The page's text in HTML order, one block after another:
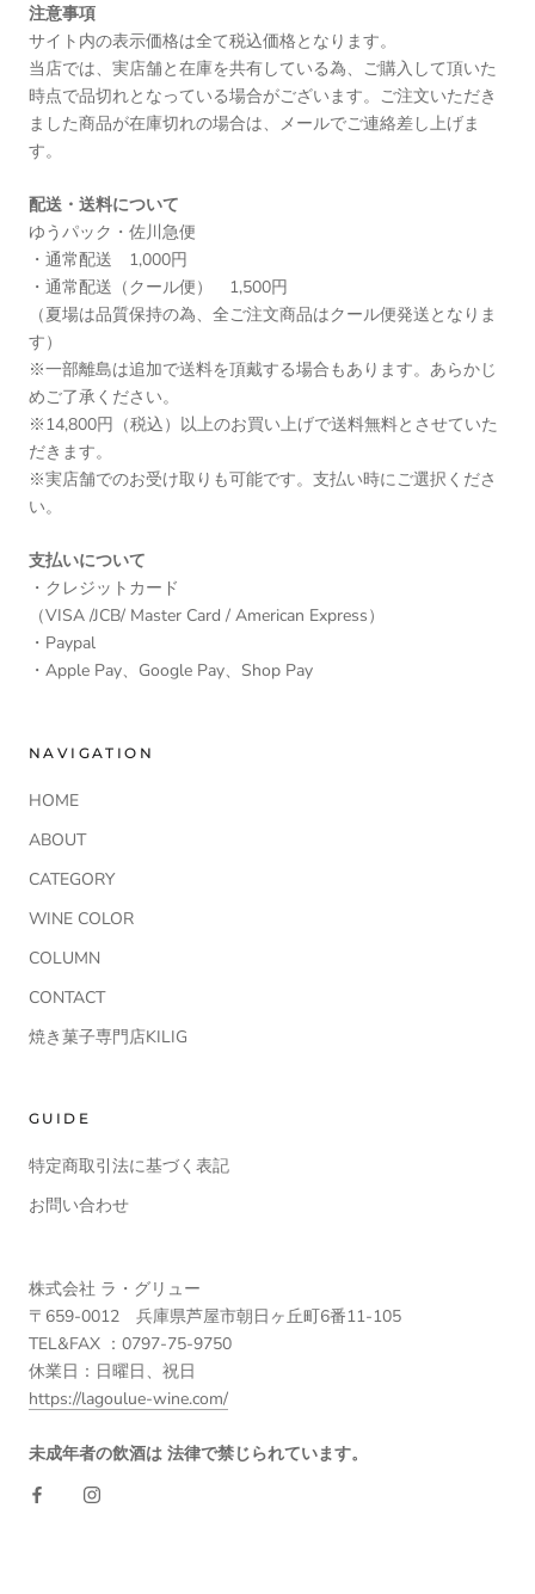
注意事項
サイト内の表示価格は全て税込価格となります。
当店では、実店舗と在庫を共有している為、ご購入して頂いた
時点で品切れとなっている場合がございます。ご注文いただき
ました商品が在庫切れの場合は、メールでご連絡差し上げま
す。
配送・送料について
ゆうパック・佐川急便
・通常配送 1,000円
・通常配送（クール便） 1,500円
（夏場は品質保持の為、全ご注文商品はクール便発送となりま
す）
※一部離島は追加で送料を頂戴する場合もあります。あらかじ
めご了承ください。
※14,800円（税込）以上のお買い上げで送料無料とさせていた
だきます。
※実店舗でのお受け取りも可能です。支払い時にご選択くださ
い。
支払いについて
・クレジットカード
（VISA /JCB/ Master Card / American Express）
・Paypal
・Apple Pay、Google Pay、Shop Pay
NAVIGATION
HOME
ABOUT
CATEGORY
WINE COLOR
COLUMN
CONTACT
焼き菓子専門店KILIG
GUIDE
特定商取引法に基づく表記
お問い合わせ
株式会社 ラ・グリュー
〒659-0012 兵庫県芦屋市朝日ヶ丘町6番11-105
TEL&FAX ：0797-75-9750
休業日：日曜日、祝日
https://lagoulue-wine.com/
未成年者の飲酒は 法律で禁じられています。